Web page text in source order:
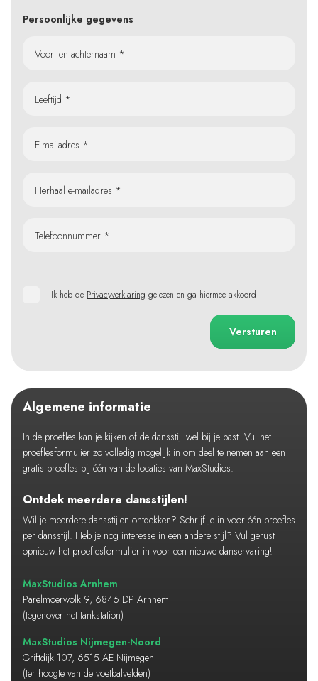
Algemene informatie
In de proefles kan je kijken of de dansstijl wel bij je past. Vul het
proeflesformulier zo volledig mogelijk in om deel te nemen aan een
gratis proefles bij één van de locaties van MaxStudios.
Ontdek meerdere dansstijlen!
Wil je meerdere dansstijlen ontdekken? Schrijf je in voor één proefles
per dansstijl. Heb je nog interesse in een andere stijl? Vul gerust
opnieuw het proeflesformulier in voor een nieuwe danservaring!
MaxStudios Arnhem
Parelmoerwolk 9, 6846 DP Arnhem
(tegenover het tankstation)
MaxStudios Nijmegen-Noord
Griftdijk 107, 6515 AE Nijmegen
(ter hoogte van de voetbalvelden)
Persoonlijke gegevens
Voor- en achternaam *
Leeftijd *
E-mailadres *
Herhaal e-mailadres *
Telefoonnummer *
Ik heb de Privacyverklaring gelezen en ga hiermee akkoord
Versturen